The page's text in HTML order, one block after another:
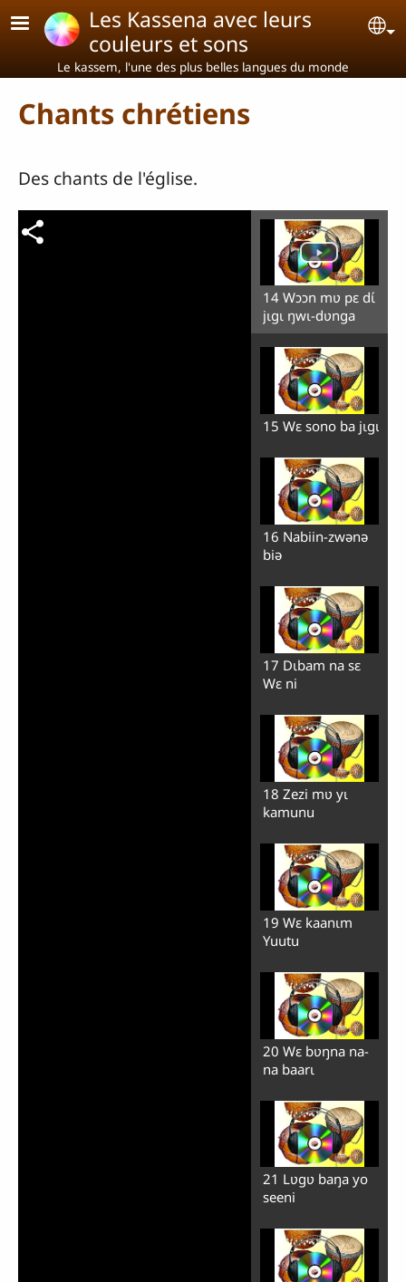
Aller au contenu principal
Les Kassena avec leurs
couleurs et sons
Le kassem, l'une des plus belles langues du monde
Chants chrétiens
Des chants de l'église.
14 Wɔɔn mʋ pɛ dɩ́
jɩgɩ ŋwɩ-dʋnga
15 Wɛ sono ba jɩgɩ
16 Nabiin-zwənə
biə
17 Dɩbam na sɛ
Wɛ ni
18 Zezi mʋ yɩ
kamunu
19 Wɛ kaanɩm
Yuutu
20 Wɛ bʋŋna na-
na baarɩ
21 Lʋgʋ baŋa yo
seeni